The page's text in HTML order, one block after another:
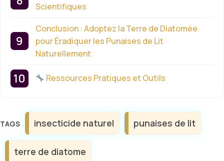
Scientifiques
Conclusion : Adoptez la Terre de Diatomée
pour Éradiquer les Punaises de Lit
Naturellement
Ressources Pratiques et Outils
Étiquettes
insecticide naturel punaises de lit
terre de diatome